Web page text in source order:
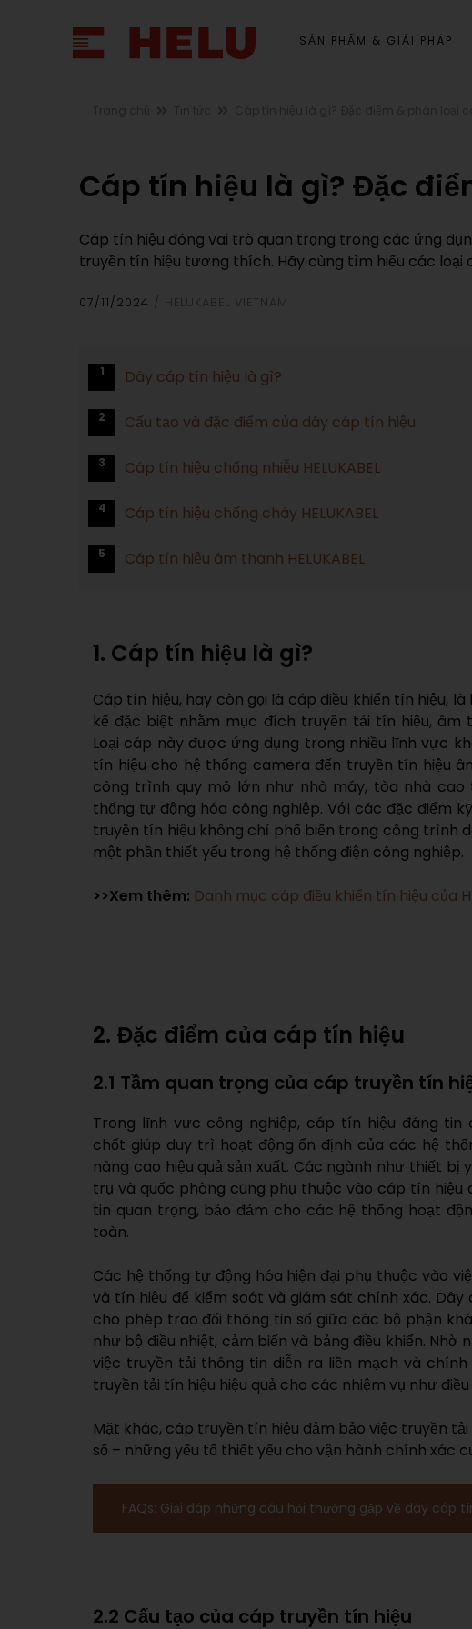
SẢN PHẨM & GIẢI PHÁP
Cáp tín hiệu là gì? Đặc
Cáp tín hiệu đóng vai trò quan trọng trong các ứng
truyền tín hiệu tương thích. Hãy cùng tìm hiểu các
07/11/2024 HELUKABEL VIETNAM
1 Dây cáp tín hiệu là gì?
2 Cấu tạo và đặc điểm của dây cáp tín hiệu
3 Cáp tín hiệu chống nhiễu HELUKABEL
4 Cáp tín hiệu chống cháy HELUKABEL
5 Cáp tín hiệu âm thanh HELUKABEL
1. Cáp tín hiệu là gì?
Cáp tín hiệu, hay còn gọi là cáp điều khiển tín hiệu,
kế đặc biệt nhằm mục đích truyền tải tín hiệu, âm
Loại cáp này được ứng dụng trong nhiều lĩnh vực
tín hiệu cho hệ thống camera đến truyền tín hiệu
công trình quy mô lớn như nhà máy, tòa nhà cao
thống tự động hóa công nghiệp. Với các đặc điểm
truyền tín hiệu không chỉ phổ biến trong công trình
một phần thiết yếu trong hệ thống điện công nghiệp.
>>Xem thêm: Danh mục cáp điều khiển tín hiệu của
2. Đặc điểm của cáp tín hiệu
2.1 Tầm quan trọng của cáp truyền tín
Trong lĩnh vực công nghiệp, cáp tín hiệu đáng tin
chốt giúp duy trì hoạt động ổn định của các hệ
nâng cao hiệu quả sản xuất. Các ngành như thiết bị
trụ và quốc phòng cũng phụ thuộc vào cáp tín hiệu
tin quan trọng, bảo đảm cho các hệ thống hoạt
toàn.
Các hệ thống tự động hóa hiện đại phụ thuộc vào
và tín hiệu để kiểm soát và giám sát chính xác.
cho phép trao đổi thông tin số giữa các bộ phận
như bộ điều nhiệt, cảm biến và bảng điều khiển. Nhờ
việc truyền tải thông tin diễn ra liền mạch và chính
truyền tải tín hiệu hiệu quả cho các nhiệm vụ như
Mặt khác, cáp truyền tín hiệu đảm bảo việc truyền
số – những yếu tố thiết yếu cho vận hành chính xác
FAQs: Giải đáp những câu hỏi thường gặp về dây cáp
2.2 Cấu tạo của cáp truyền tín hiệu